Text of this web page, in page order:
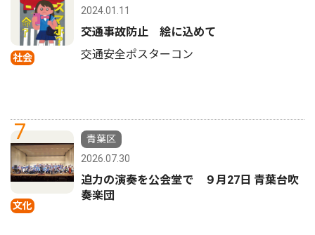
社会
2024.01.11
交通事故防止 絵に込めて
交通安全ポスターコン
7
文化
青葉区
2026.07.30
迫力の演奏を公会堂で ９月27日 青葉台吹
奏楽団